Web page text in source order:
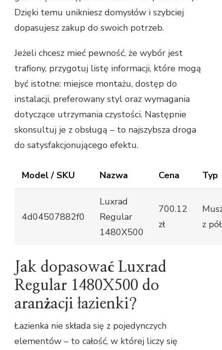
Dzięki temu unikniesz domysłów i szybciej
dopasujesz zakup do swoich potrzeb.
Jeżeli chcesz mieć pewność, że wybór jest
trafiony, przygotuj listę informacji, które mogą
być istotne: miejsce montażu, dostęp do
instalacji, preferowany styl oraz wymagania
dotyczące utrzymania czystości. Następnie
skonsultuj je z obsługą – to najszybsza droga
do satysfakcjonującego efektu.
Model / SKU Nazwa Cena Typ
4d04507882f0
Luxrad
Regular
1480X500
700.12
zł
z
Jak dopasować Luxrad
Regular 1480X500 do
aranżacji łazienki?
Łazienka nie składa się z pojedynczych
elementów – to całość, w której liczy się